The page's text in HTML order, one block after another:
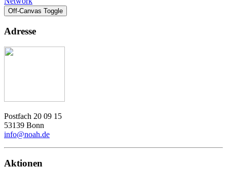
Off-Canvas Toggle
Adresse
Postfach 20 09 15
53139 Bonn
info@noah.de
Aktionen